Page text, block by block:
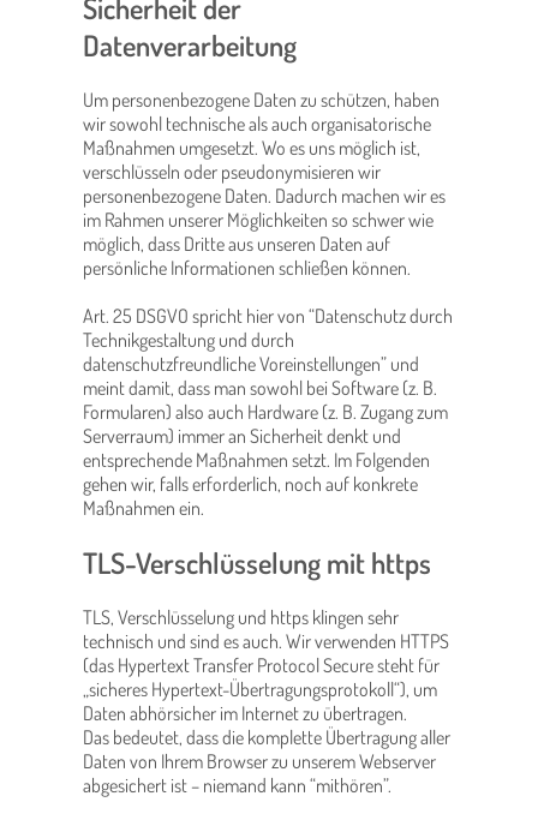
Sicherheit der
Datenverarbeitung
Um personenbezogene Daten zu schützen, haben
wir sowohl technische als auch organisatorische
Maßnahmen umgesetzt. Wo es uns möglich ist,
verschlüsseln oder pseudonymisieren wir
personenbezogene Daten. Dadurch machen wir es
im Rahmen unserer Möglichkeiten so schwer wie
möglich, dass Dritte aus unseren Daten auf
persönliche Informationen schließen können.
Art. 25 DSGVO spricht hier von “Datenschutz durch
Technikgestaltung und durch
datenschutzfreundliche Voreinstellungen” und
meint damit, dass man sowohl bei Software (z. B.
Formularen) also auch Hardware (z. B. Zugang zum
Serverraum) immer an Sicherheit denkt und
entsprechende Maßnahmen setzt. Im Folgenden
gehen wir, falls erforderlich, noch auf konkrete
Maßnahmen ein.
TLS-Verschlüsselung mit https
TLS, Verschlüsselung und https klingen sehr
technisch und sind es auch. Wir verwenden HTTPS
(das Hypertext Transfer Protocol Secure steht für
„sicheres Hypertext-Übertragungsprotokoll“), um
Daten abhörsicher im Internet zu übertragen.
Das bedeutet, dass die komplette Übertragung aller
Daten von Ihrem Browser zu unserem Webserver
abgesichert ist – niemand kann “mithören”.